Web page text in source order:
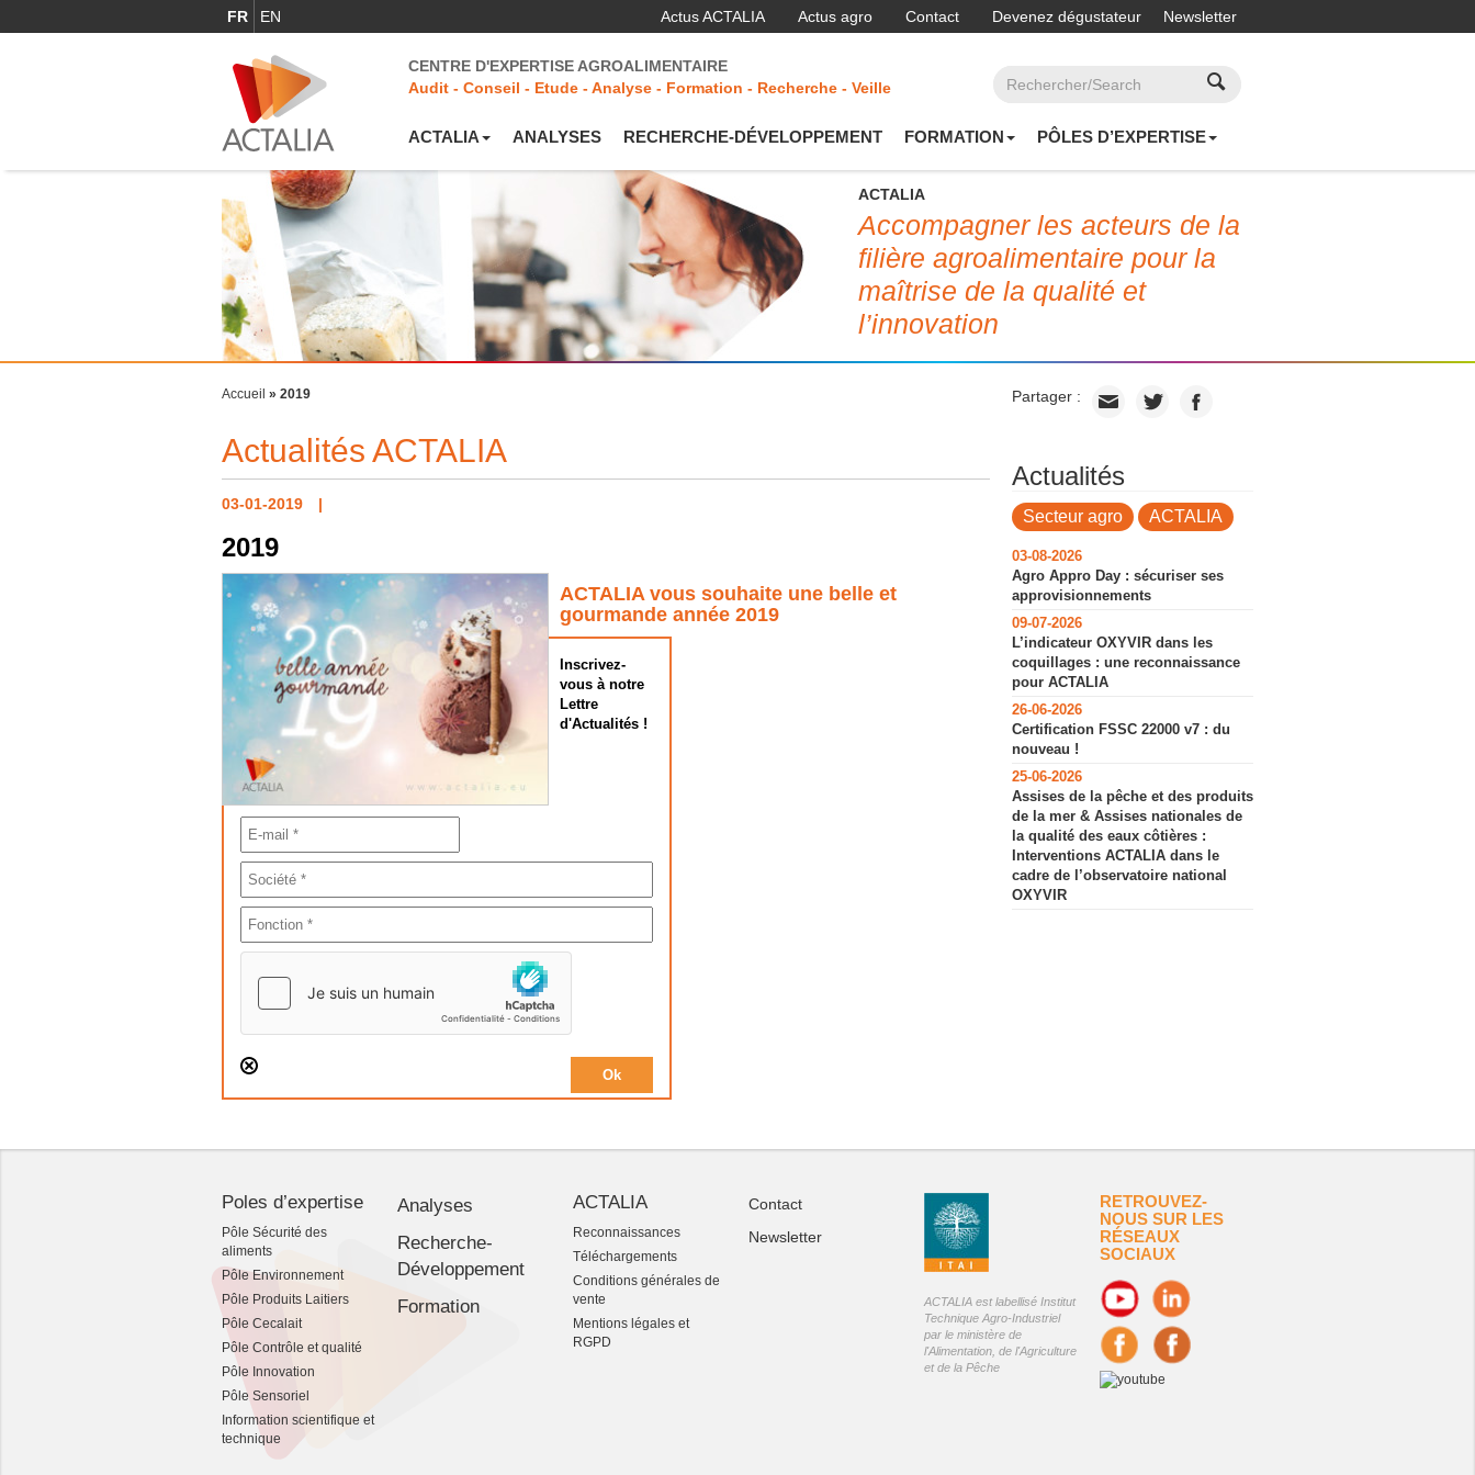
FR EN Newsletter
Actus ACTALIA Actus agro Contact Devenez dégustateur
CENTRE D'EXPERTISE AGROALIMENTAIRE
Audit - Conseil - Etude - Analyse - Formation - Recherche - Veille
ACTALIA ANALYSES RECHERCHE-DÉVELOPPEMENT FORMATION PÔLES D’EXPERTISE
ACTALIA
Accompagner les acteurs de la
filière agroalimentaire pour la
maîtrise de la qualité et
l’innovation
Accueil » 2019 Partager :
Actualités ACTALIA
03-01-2019
2019
ACTALIA vous souhaite une belle et
gourmande année 2019
Inscrivez-
vous à notre
Lettre
d'Actualités !
Actualités
Secteur agro ACTALIA
03-08-2026
Agro Appro Day : sécuriser ses
approvisionnements
09-07-2026
L’indicateur OXYVIR dans les
coquillages : une reconnaissance
pour ACTALIA
26-06-2026
Certification FSSC 22000 v7 : du
nouveau !
25-06-2026
Assises de la pêche et des produits
de la mer & Assises nationales de
la qualité des eaux côtières :
Interventions ACTALIA dans le
cadre de l’observatoire national
OXYVIR
Poles d’expertise
Pôle Sécurité des
aliments
Pôle Environnement
Pôle Produits Laitiers
Pôle Cecalait
Pôle Contrôle et qualité
Pôle Innovation
Pôle Sensoriel
Information scientifique et
technique
Analyses
Recherche-
Développement
Formation
ACTALIA
Reconnaissances
Téléchargements
Conditions générales de
vente
Mentions légales et
RGPD
Contact
Newsletter
ACTALIA est labellisé Institut
Technique Agro-Industriel
par le ministère de
l'Alimentation, de l'Agriculture
et de la Pêche
RETROUVEZ-
NOUS SUR LES
RÉSEAUX
SOCIAUX